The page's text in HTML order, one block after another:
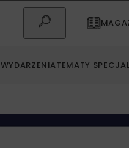
WYDARZENIATEMATY